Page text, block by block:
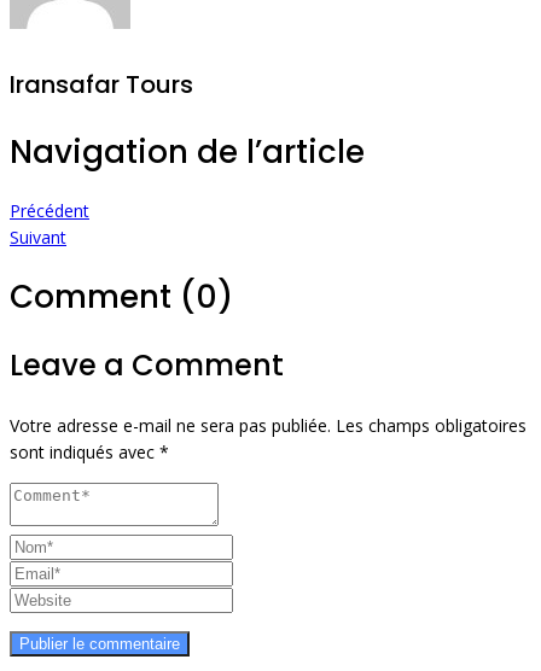
Iransafar Tours
Navigation de l’article
Précédent
Suivant
Comment (0)
Leave a Comment
Votre adresse e-mail ne sera pas publiée. Les champs obligatoires
sont indiqués avec *